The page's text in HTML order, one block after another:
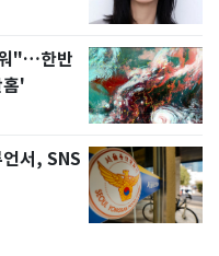
"…한반
'
서, SNS